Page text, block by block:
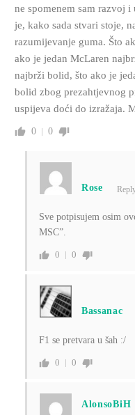
ne spomenem sam razvoj
je, kako sada stvari stoje,
razumijevanje guma. Što
ako je jedan McLaren
najbrži bolid, što ako je
bolid zbog prezahtjevnog
uspijeva doći do izražaja.
0 0
Rose
Sve potpisujem osim
MSC”.
0 0
Bassanac
F1 se pretvara u šah :/
0 0
AlonsoBiH